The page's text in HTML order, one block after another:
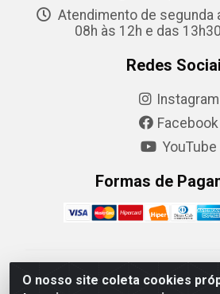
O nosso site coleta cookies
Atendimento de segunda
08h às 12h e das
Redes
Instagram
Facebook
YouTube
Formas de
Camaquã Distribuidora Ltda -
Hanquet, 1001 - Parque